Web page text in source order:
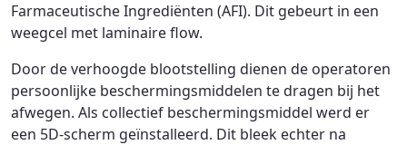
Farmaceutische Ingrediënten (AFI). Dit gebeurt in een
weegcel met laminaire flow.
Door de verhoogde blootstelling dienen de operatoren
persoonlijke beschermingsmiddelen te dragen bij het
afwegen. Als collectief beschermingsmiddel werd er
een 5D-scherm geïnstalleerd. Dit bleek echter na